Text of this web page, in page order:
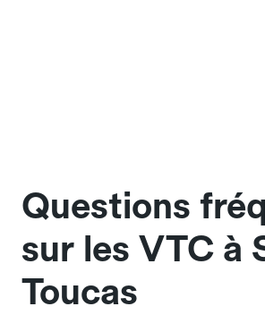
Questions
sur les VTC à
Toucas